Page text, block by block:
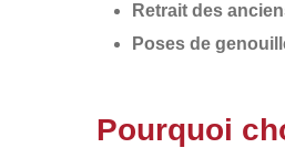
Retrait des
Poses de
Pourquoi